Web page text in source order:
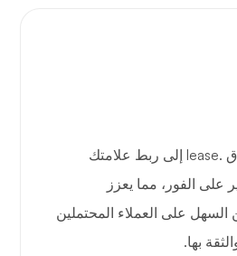
يؤدي اختيار اسم نطاق .lease إلى ربط علامتك
على الفور، مما يعزز
على العملاء المحتملين
بها.